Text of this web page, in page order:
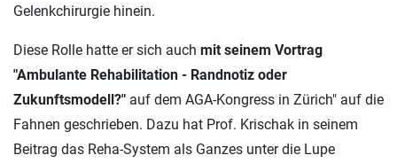
Gelenkchirurgie hinein.
Diese Rolle hatte er sich auch mit seinem Vortrag
"Ambulante Rehabilitation - Randnotiz oder
Zukunftsmodell?" auf dem AGA-Kongress in Zürich" auf die
Fahnen geschrieben. Dazu hat Prof. Krischak in seinem
Beitrag das Reha-System als Ganzes unter die Lupe